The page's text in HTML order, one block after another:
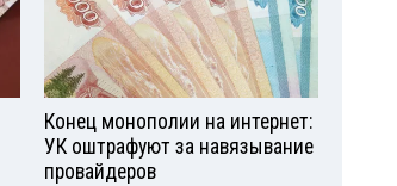
Конец монополии на интернет:
УК оштрафуют за навязывание
провайдеров